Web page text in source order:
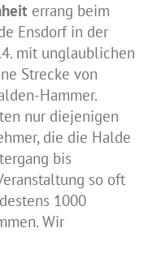
errang beim
Ensdorf in der
mit unglaublichen
Strecke von
Hammer.
nur diejenigen
die die Halde
bis
so oft
1000
Wir